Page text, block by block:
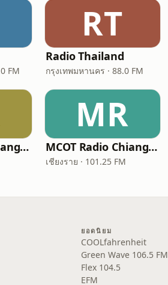
FM
RT
Radio Thailand
กรุงเทพมหานคร · 88.0 FM
MCOT Radio Chiangmai
MR
MCOT Radio Chiang Rai (อสมท เชียงราย)
เชียงราย · 101.25 FM
ยอดนิยม
COOLfahrenheit
Green Wave 106.5 FM
Flex 104.5
EFM